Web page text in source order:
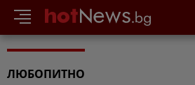
ЛЮБОПИТНО